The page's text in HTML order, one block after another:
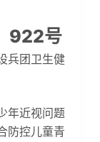
922号
兵团卫生健
年近视问题
防控儿童青